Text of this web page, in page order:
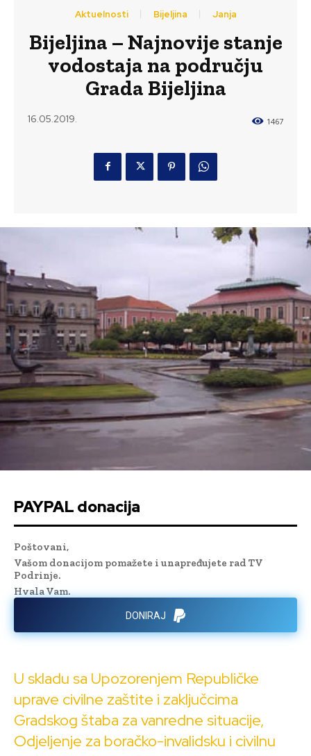
Aktuelnosti Bijeljina Janja
Bijeljina – Najnovije stanje
vodostaja na području
Grada Bijeljina
16.05.2019. 1467
PAYPAL donacija
Poštovani,
Vašom donacijom pomažete i unapređujete rad TV
Podrinje.
Hvala Vam.
DONIRAJ
U skladu sa Upozorenjem Republičke
uprave civilne zaštite i zaključcima
Gradskog štaba za vanredne situacije,
Odjeljenje za boračko-invalidsku i civilnu